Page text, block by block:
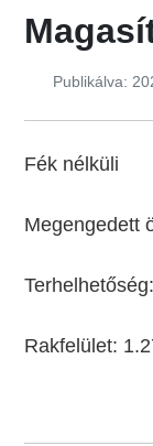
Publikálva:
Fék nélküli
Megengedett
Rakfelület: